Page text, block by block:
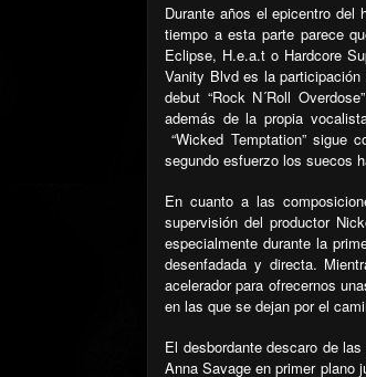
Durante años el epicentro del
tiempo a esta parte parece
Eclipse, H.e.a.t o Hardcore
Vanity Blvd es la
debut “Rock N´Roll
además de la propia
“Wicked Temptation”
segundo esfuerzo los suecos
En cuanto a las
supervisión del productor
especialmente durante la
desenfadada y directa.
acelerador para ofrecernos
en las que se dejan por el
El desbordante descaro de
Anna Savage en primer plano